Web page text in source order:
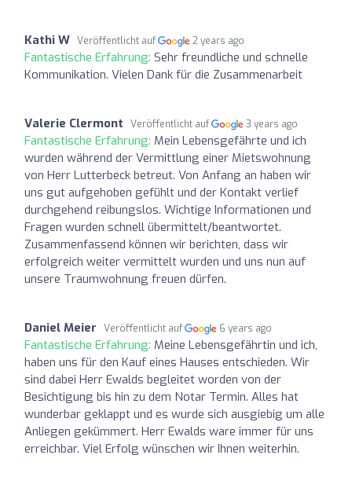
Kathi W Veröffentlicht auf 2 years ago
Fantastische Erfahrung: Sehr freundliche und schnelle
Kommunikation. Vielen Dank für die Zusammenarbeit
Valerie Clermont Veröffentlicht auf 3 years ago
Fantastische Erfahrung: Mein Lebensgefährte und ich
wurden während der Vermittlung einer Mietswohnung
von Herr Lutterbeck betreut. Von Anfang an haben wir
uns gut aufgehoben gefühlt und der Kontakt verlief
durchgehend reibungslos. Wichtige Informationen und
Fragen wurden schnell übermittelt/beantwortet.
Zusammenfassend können wir berichten, dass wir
erfolgreich weiter vermittelt wurden und uns nun auf
unsere Traumwohnung freuen dürfen.
Daniel Meier Veröffentlicht auf 6 years ago
Fantastische Erfahrung: Meine Lebensgefährtin und ich,
haben uns für den Kauf eines Hauses entschieden. Wir
sind dabei Herr Ewalds begleitet worden von der
Besichtigung bis hin zu dem Notar Termin. Alles hat
wunderbar geklappt und es wurde sich ausgiebig um alle
Anliegen gekümmert. Herr Ewalds ware immer für uns
erreichbar. Viel Erfolg wünschen wir Ihnen weiterhin.